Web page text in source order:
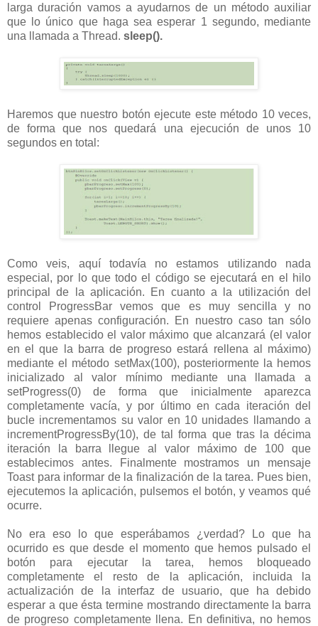
larga duración vamos a ayudarnos de un método auxiliar
que lo único que haga sea esperar 1 segundo, mediante
una llamada a Thread. sleep().
Haremos que nuestro botón ejecute este método 10 veces,
de forma que nos quedará una ejecución de unos 10
segundos en total:
Como veis, aquí todavía no estamos utilizando nada
especial, por lo que todo el código se ejecutará en el hilo
principal de la aplicación. En cuanto a la utilización del
control ProgressBar vemos que es muy sencilla y no
requiere apenas configuración. En nuestro caso tan sólo
hemos establecido el valor máximo que alcanzará (el valor
en el que la barra de progreso estará rellena al máximo)
mediante el método setMax(100), posteriormente la hemos
inicializado al valor mínimo mediante una llamada a
setProgress(0) de forma que inicialmente aparezca
completamente vacía, y por último en cada iteración del
bucle incrementamos su valor en 10 unidades llamando a
incrementProgressBy(10), de tal forma que tras la décima
iteración la barra llegue al valor máximo de 100 que
establecimos antes. Finalmente mostramos un mensaje
Toast para informar de la finalización de la tarea. Pues bien,
ejecutemos la aplicación, pulsemos el botón, y veamos qué
ocurre.
No era eso lo que esperábamos ¿verdad? Lo que ha
ocurrido es que desde el momento que hemos pulsado el
botón para ejecutar la tarea, hemos bloqueado
completamente el resto de la aplicación, incluida la
actualización de la interfaz de usuario, que ha debido
esperar a que ésta termine mostrando directamente la barra
de progreso completamente llena. En definitiva, no hemos